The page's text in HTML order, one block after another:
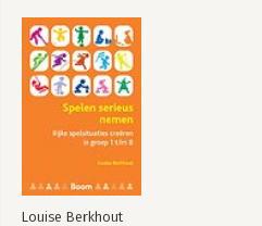
in leren en instructie'. Daarnaast
Onderwijsleerprocessen
Pedagogiek, Onderwijskunde en
Universiteit van Amsterdam.
het handboek 'Samen werken
Louise Berkhout